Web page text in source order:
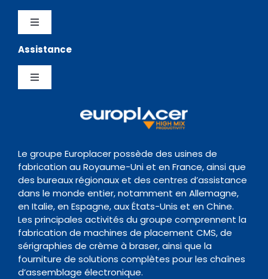
Logiciels
Chargeurs
Four de Refusion
Nettoyage
Accessoires
Distributeurs
Contact
Toggle
Navigation
Testimonials
News Hub
Assistance
Toggle
Centre de Support
Documentation
Organisme de formation
Le groupe Europlacer possède des usines de
fabrication au Royaume-Uni et en France, ainsi que
des bureaux régionaux et des centres d’assistance
dans le monde entier, notamment en Allemagne,
en Italie, en Espagne, aux États-Unis et en Chine.
Les principales activités du groupe comprennent la
fabrication de machines de placement CMS, de
sérigraphies de crème à braser, ainsi que la
fourniture de solutions complètes pour les chaînes
d’assemblage électronique.